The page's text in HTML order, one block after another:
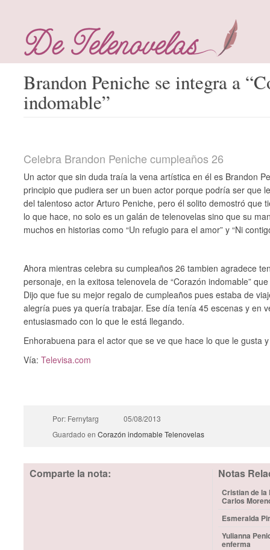
Brandon Peniche se integra a
indomable”
Celebra Brandon Peniche cumpleaños 26
Un actor que sin duda traía la vena artística en él es Brandon
principio que pudiera ser un buen actor porque podría ser que
del talentoso actor Arturo Peniche, pero él solito demostró que
lo que hace, no solo es un galán de telenovelas sino que su
muchos en historias como “Un refugio para el amor” y “Ni
Ahora mientras celebra su cumpleaños 26 tambien agradece
personaje, en la exitosa telenovela de “Corazón indomable”
Dijo que fue su mejor regalo de cumpleaños pues estaba de
alegría pues ya quería trabajar. Ese día tenía 45 escenas y en
entusiasmado con lo que le está llegando.
Enhorabuena para el actor que se ve que hace lo que le gusta
Vía:Televisa.com
Por: Fernytarg
05/08/2013
Guardado en Corazón indomable Telenovelas
Comparte la nota: Notas
Cristian de la
Carlos
Esmeralda
Yulianna
enferma